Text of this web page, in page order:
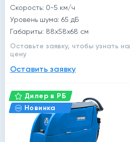
Скорость: 0-5 км/ч
Уровень шума: 65 дБ
Габариты: 88x58x68 см
Оставьте заявку, чтобы узнать
цену
Оставить заявку
Дилер в РБ
Новинка